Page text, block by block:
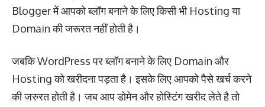
Blogger में आपको ब्लॉग बनाने के लिए किसी भी Hosting या
Domain की जरूरत नहीं होती है।
जबकि WordPress पर ब्लॉग बनाने के लिए Domain और
Hosting को खरीदना पड़ता है। इसके लिए आपको पैसे खर्च करने
की जरुरत होती है। जब आप डोमेन और होस्टिंग खरीद लेते है तो